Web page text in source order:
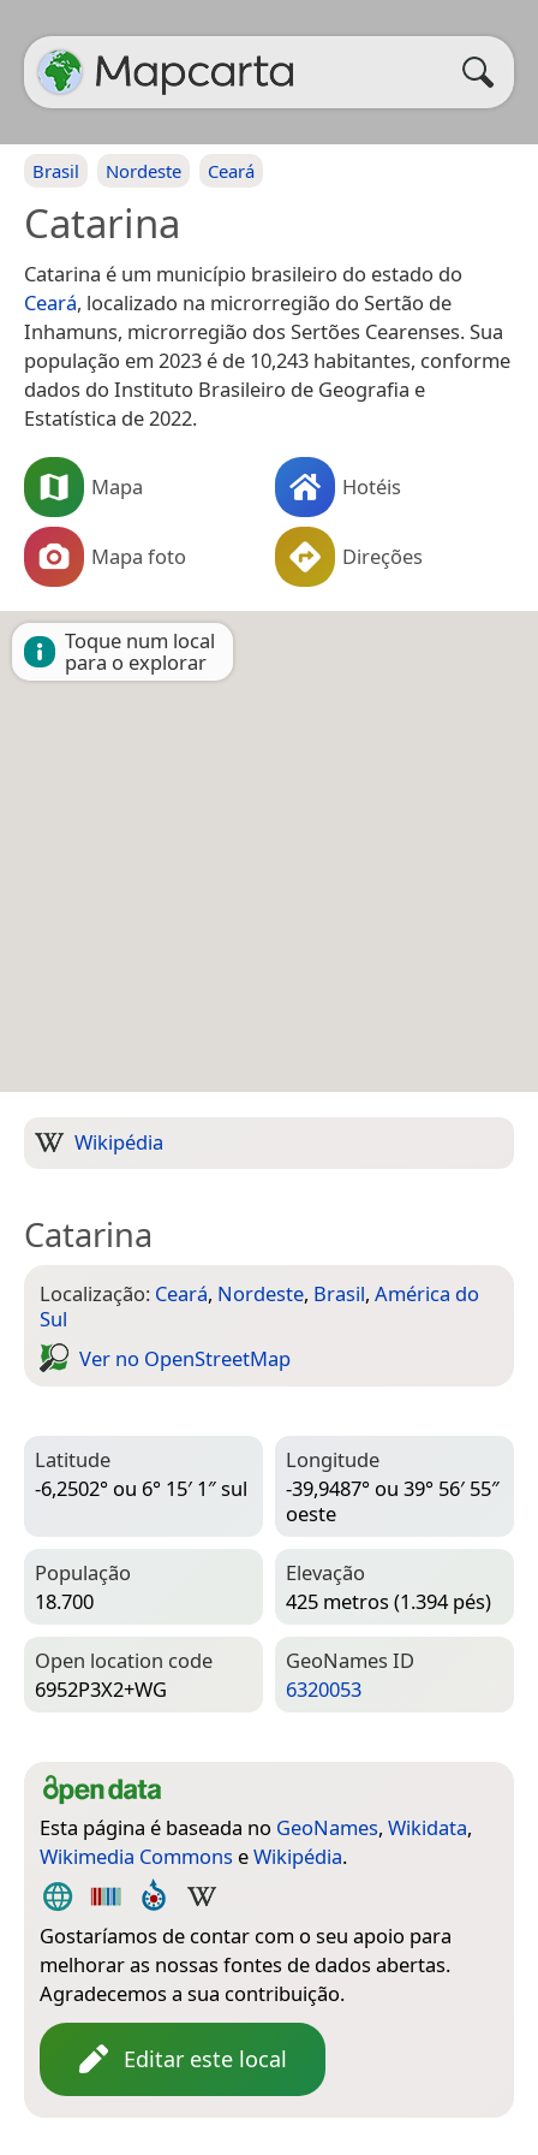
Brasil Nordeste Ceará
Catarina
Catarina é um município brasileiro do estado do
Ceará, localizado na microrregião do Sertão de
Inhamuns, microrregião dos Sertões Cearenses. Sua
população em 2023 é de 10,243 habitantes, conforme
dados do Instituto Brasileiro de Geografia e
Estatística de 2022.
Mapa Hotéis
Mapa foto Direções
Toque num local
para o explorar
Wikipédia
Catarina
Localização: Ceará, Nordeste, Brasil, América do
Sul
Ver no Open­Street­Map
Latitude
-6,2502° ou 6° 15′ 1″ sul
Longitude
-39,9487° ou 39° 56′ 55″
oeste
População
18.700
Elevação
425 metros (1.394 pés)
Open location code
6952P3X2+WG
Geo­Names ID
6320053
Esta página é baseada no GeoNames, Wikidata,
Wikimedia Commons eWikipédia.
Gostaríamos de contar com o seu apoio para
melhorar as nossas fontes de dados abertas.
Agradecemos a sua contribuição.
Editar este local